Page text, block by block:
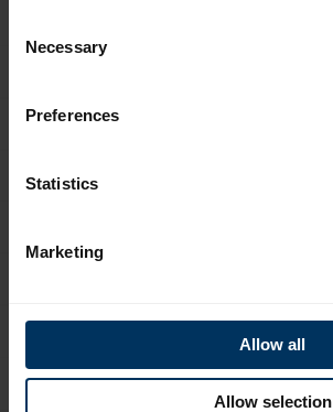
Selection
Necessary
Preferences
Statistics
Marketing
Allow all
Allow selection
i
parametry w
zgodnie z
sprawia, że